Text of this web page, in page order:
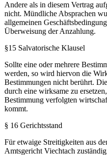
Andere als in diesem Vertrag
nicht. Mündliche Absprachen
allgemeinen
Überweisung der Anzahlung.
§15 Salvatorische Klausel
Sollte eine oder mehrere
werden, so wird hiervon die
Bestimmungen nicht berührt.
durch eine wirksame zu
Bestimmung verfolgten
kommt.
§ 16 Gerichtsstand
Für etwaige Streitigkeiten aus
Amtsgericht Viechtach